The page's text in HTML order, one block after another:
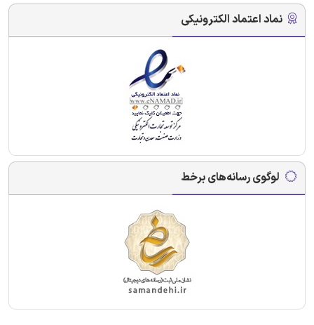
نماد اعتماد الکترونیکی
لوگوی رسانه‌های برخط